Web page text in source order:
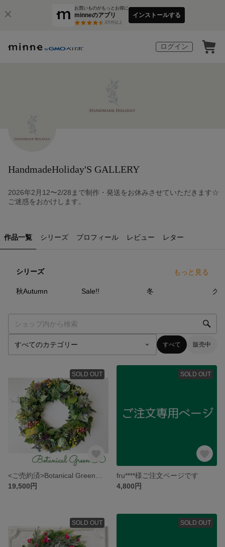
お買いものがもっとお得に
minneのアプリ
3万件以上
インストールする
ログイン
HandmadeHoliday'S GALLERY
2026年2月12〜2/28まで制作・発送をお休みさせていただきます☆
ご迷惑をおかけします。
作品一覧 シリーズ プロフィール レビュー レター
シリーズ もっと見る
秋Autumn Sale!! 冬 ク
すべて 販売中
SOLD OUT
19,500円
SOLD OUT
fru****様ご注文ページです
4,800円
SOLD OUT SOLD OUT